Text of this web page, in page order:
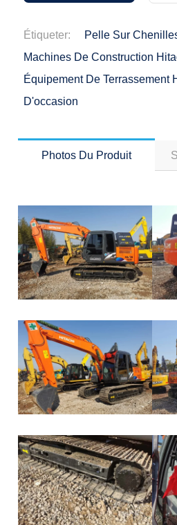
Étiqueter:
Pelle Sur
Machines De Construction
Équipement De Terrassement
D'occasion
Photos Du Produit